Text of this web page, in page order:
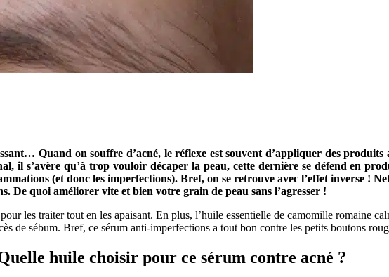
Quand on souffre d’acné, le réflexe est souvent d’appliquer des
il s’avère qu’à trop vouloir décaper la peau, cette dernière se défend en
(et donc les imperfections). Bref, on se retrouve avec l’effet inverse !
De quoi améliorer vite et bien votre grain de peau sans l’agresser !
les traiter tout en les apaisant. En plus, l’huile essentielle de camomille romaine
de sébum. Bref, ce sérum anti-imperfections a tout bon contre les petits boutons
huile choisir pour ce sérum contre acné ?